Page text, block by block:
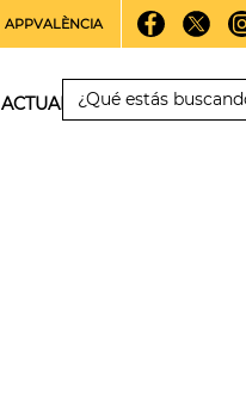
APPVALÈNCIA
ACTUALIDAD